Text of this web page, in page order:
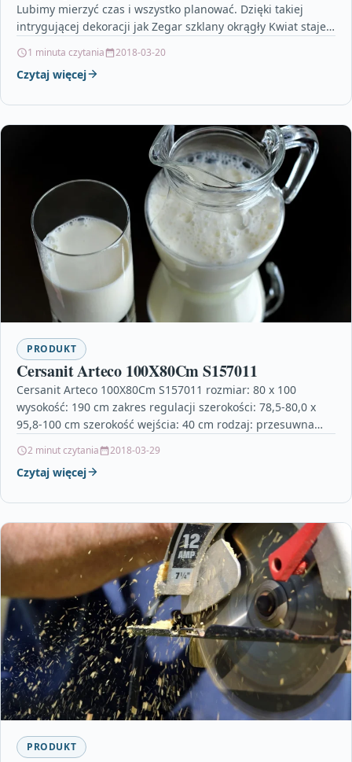
Lubimy mierzyć czas i wszystko planować. Dzięki takiej
intrygującej dekoracji jak Zegar szklany okrągły Kwiat staje
1 minuta czytania 2018-03-20
Czytaj więcej
PRODUKT
Cersanit Arteco 100X80Cm S157011
Cersanit Arteco 100X80Cm S157011 rozmiar: 80 x 100
wysokość: 190 cm zakres regulacji szerokości: 78,5-80,0 x
95,8-100 cm szerokość wejścia: 40 cm rodzaj: przesuwna…
2 minut czytania 2018-03-29
Czytaj więcej
PRODUKT